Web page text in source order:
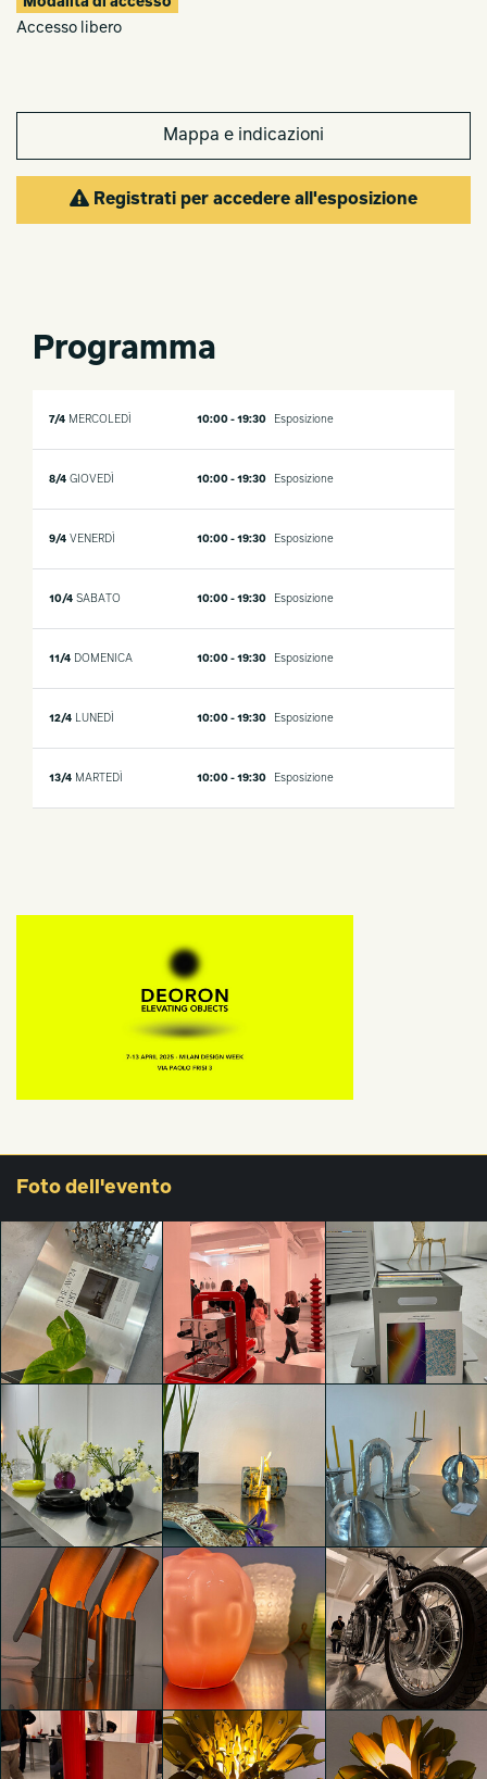
scelto di integrare un sound system d’avanguardia,
trasformando l’ambiente in un’esperienza immersivadove la
Accesso libero
Mappa e indicazioni
Registrati per accedere all'esposizione
Programma
7/4 MERCOLEDÌ 10:00 - 19:30 Esposizione
8/4 GIOVEDÌ 10:00 - 19:30 Esposizione
9/4 VENERDÌ 10:00 - 19:30 Esposizione
10/4 SABATO 10:00 - 19:30 Esposizione
11/4 DOMENICA 10:00 - 19:30 Esposizione
12/4 LUNEDÌ 10:00 - 19:30 Esposizione
13/4 MARTEDÌ 10:00 - 19:30 Esposizione
Foto dell'evento
DEORON
ELEVATING
OBJECTS
Isabella Erika
Schmalzbauer
DEORON
ELEVATING
OBJECTS
Isabella Erika
Schmalzbauer
DEORON
ELEVATING
OBJECTS
Isabella Erika
Schmalzbauer
DEORON
ELEVATING
OBJECTS
Isabella Erika
Schmalzbauer
DEORON
ELEVATING
OBJECTS
Isabella Erika
Schmalzbauer
DEORON
ELEVATING
OBJECTS
Isabella Erika
Schmalzbauer
DEORON
DEORON
DEORON